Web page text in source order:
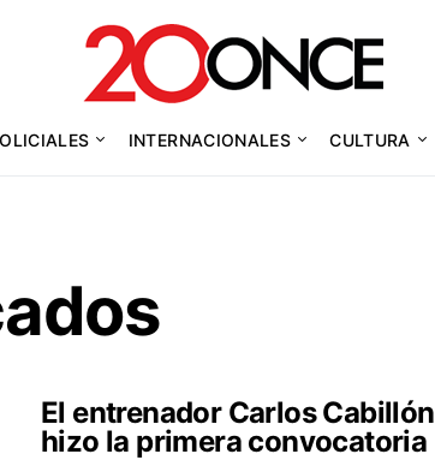
INTERNACIONALES CULTURA
El entrenador Carlos Cabillón
hizo la primera convocatoria